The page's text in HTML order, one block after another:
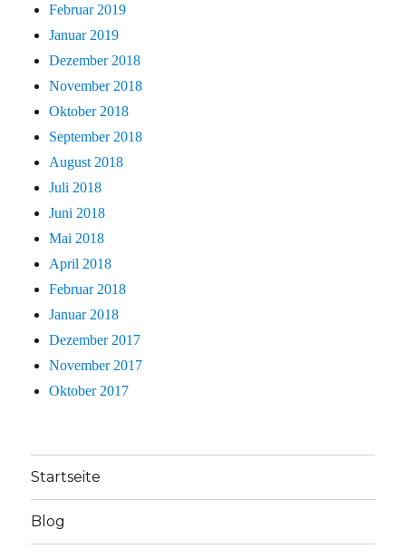
Februar 2019
Januar 2019
Dezember 2018
November 2018
Oktober 2018
September 2018
August 2018
Juli 2018
Juni 2018
Mai 2018
April 2018
Februar 2018
Januar 2018
Dezember 2017
November 2017
Oktober 2017
Startseite
Blog